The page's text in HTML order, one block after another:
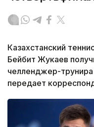
Казахстанский
Бейбит Жукаев
челленджер-
передает